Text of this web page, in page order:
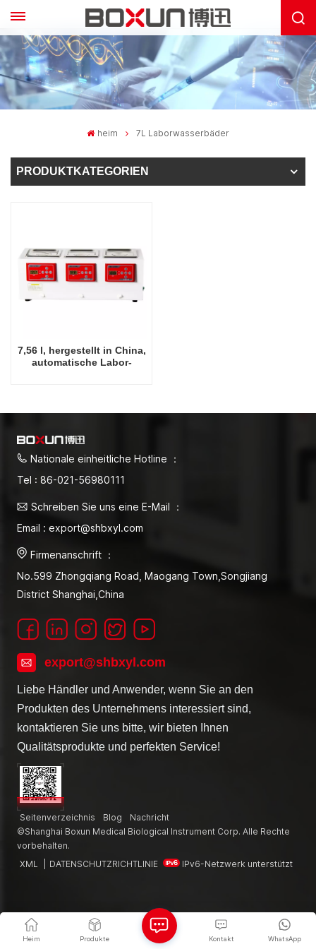
heim 7L Laborwasserbäder
PRODUKTKATEGORIEN
7,56 l, hergestellt in China,
automatische Labor-
Nationale einheitliche Hotline ：
Tel : 86-021-56980111
Schreiben Sie uns eine E-Mail ：
Email : export@shbxyl.com
Firmenanschrift ：
No.599 Zhongqiang Road, Maogang Town,Songjiang
District Shanghai,China
export@shbxyl.com
Liebe Händler und Anwender, wenn Sie an den
Produkten des Unternehmens interessiert sind,
kontaktieren Sie uns bitte, wir bieten Ihnen
Qualitätsprodukte und perfekten Service!
Seitenverzeichnis Blog
Nachricht
©Shanghai Boxun Medical Biological Instrument Corp. Alle Rechte
vorbehalten.
XML
DATENSCHUTZRICHTLINIE IPv6-Netzwerk unterstützt
Heim Produkte WhatsApp
Kontakt